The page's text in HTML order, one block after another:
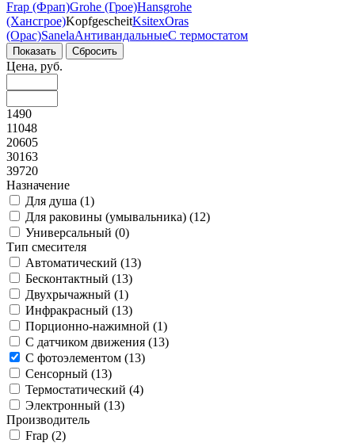
Frap (Фрап)Grohe (Грое)Hansgrohe
(Хансгрое)KopfgescheitKsitexOras
(Орас)SanelaАнтивандальныеС термостатом
Цена, руб.
1490
11048
20605
30163
39720
Назначение
Для душа (1)
Для раковины (умывальника) (12)
Универсальный (0)
Тип смесителя
Автоматический (13)
Бесконтактный (13)
Двухрычажный (1)
Инфракрасный (13)
Порционно-нажимной (1)
С датчиком движения (13)
С фотоэлементом (13)
Сенсорный (13)
Термостатический (4)
Электронный (13)
Производитель
Frap (2)